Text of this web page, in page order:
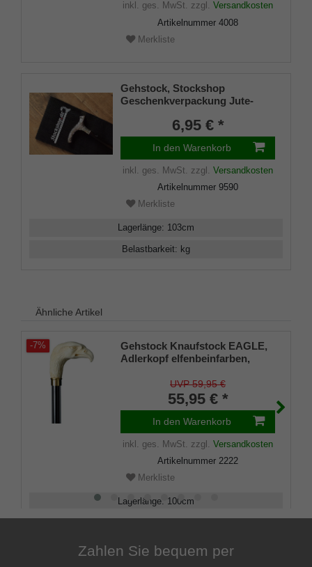
inkl. ges. MwSt. zzgl. Versandkosten
Artikelnummer 4008
Merkliste
Gehstock, Stockshop
Geschenkverpackung Jute-
Klettverschluss6,95 € *
In den Warenkorb
inkl. ges. MwSt. zzgl. Versandkosten
Artikelnummer 9590
Merkliste
Lagerlänge: 103cm
Belastbarkeit: kg
Ähnliche Artikel
-7%
Gehstock Knaufstock EAGLE,
Adlerkopf elfenbeinfarben,
Stock aus schwarz lackiertes
Buchenholz, Spezial-
Gummipuffer.
UVP 59,95 €
55,95 € *
In den Warenkorb
inkl. ges. MwSt. zzgl. Versandkosten
Artikelnummer 2222
Merkliste
Lagerlänge: 100cm
Zahlen Sie bequem per